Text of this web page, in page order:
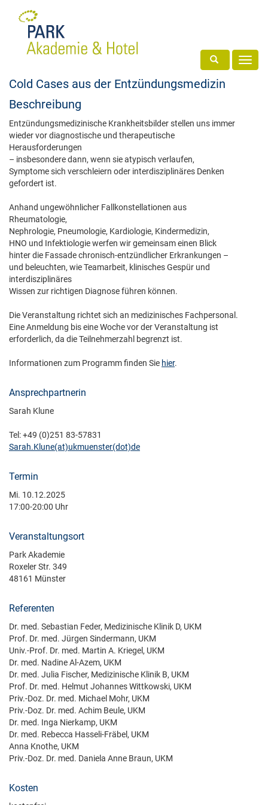
Toggle search
Cold Cases aus der Entzündungsmedizin
Beschreibung
Entzündungsmedizinische Krankheitsbilder stellen uns immer
wieder vor diagnostische und therapeutische
Herausforderungen
– insbesondere dann, wenn sie atypisch verlaufen,
Symptome sich verschleiern oder interdisziplinäres Denken
gefordert ist.
Anhand ungewöhnlicher Fallkonstellationen aus
Rheumatologie,
Nephrologie, Pneumologie, Kardiologie, Kindermedizin,
HNO und Infektiologie werfen wir gemeinsam einen Blick
hinter die Fassade chronisch-entzündlicher Erkrankungen –
und beleuchten, wie Teamarbeit, klinisches Gespür und
interdisziplinäres
Wissen zur richtigen Diagnose führen können.
Die Veranstaltung richtet sich an medizinisches Fachpersonal.
Eine Anmeldung bis eine Woche vor der Veranstaltung ist
erforderlich, da die Teilnehmerzahl begrenzt ist.
Informationen zum Programm finden Sie hier.
Ansprechpartnerin
Sarah Klune
Tel: +49 (0)251 83-57831
Sarah.Klune(at)­ukmuenster(dot)­de
Termin
Mi. 10.12.2025
17:00-20:00 Uhr
Veranstaltungsort
Park Akademie
Roxeler Str. 349
48161 Münster
Referenten
Dr. med. Sebastian Feder, Medizinische Klinik D, UKM
Prof. Dr. med. Jürgen Sindermann, UKM
Univ.-Prof. Dr. med. Martin A. Kriegel, UKM
Dr. med. Nadine Al-Azem, UKM
Dr. med. Julia Fischer, Medizinische Klinik B, UKM
Prof. Dr. med. Helmut Johannes Wittkowski, UKM
Priv.-Doz. Dr. med. Michael Mohr, UKM
Priv.-Doz. Dr. med. Achim Beule, UKM
Dr. med. Inga Nierkamp, UKM
Dr. med. Rebecca Hasseli-Fräbel, UKM
Anna Knothe, UKM
Priv.-Doz. Dr. med. Daniela Anne Braun, UKM
Kosten